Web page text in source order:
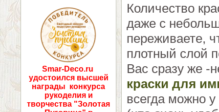
ПОБЕДИТЕЛИ!
Smar-Deco.ru
удостоился высшей
награды конкурса
рукоделия и
творчества "Золотая
Количество
даже с
переживаете,
плотный слой
Вас сразу же -
краски для
всегда можно